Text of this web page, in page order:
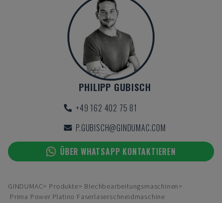
PHILIPP GUBISCH
+49 162 402 75 81
P.GUBISCH@GINDUMAC.COM
ÜBER WHATSAPP KONTAKTIEREN
GINDUMAC Produkte
Blechbearbeitungsmaschinen
Prima Power Platino Faserlaserschneidmaschine